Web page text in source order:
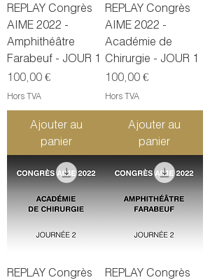
REPLAY Congrès
AIME 2022 -
Amphithéâtre
Farabeuf - JOUR 1
Prix
100,00 €
Hors TVA
Ajouter au
panier
REPLAY Congrès
AIME 2022 -
Académie de
Chirurgie - JOUR 1
Prix
100,00 €
Hors TVA
Ajouter au
panier
REPLAY Congrès
REPLAY Congrès